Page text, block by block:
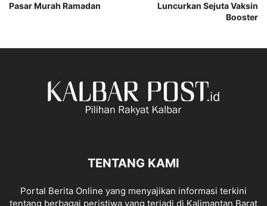
Pasar Murah Ramadan
Luncurkan Sejuta Vaksin
Booster
TENTANG KAMI
Portal Berita Online yang menyajikan informasi terkini
tentang berbagai peristiwa yang terjadi di Kalimantan Barat